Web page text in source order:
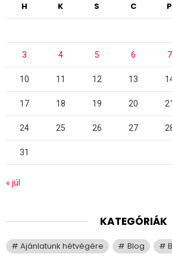
H K S C P
3 4 5 6 7
10 11 12 13
17 18 19 20 21
24 25 26 27
31
« júl
KATEGÓRIÁK
Ajánlatunk hétvégére Blog